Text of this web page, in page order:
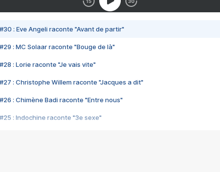
#30 : Eve Angeli raconte "Avant de partir"
#29 : MC Solaar raconte "Bouge de là"
#28 : Lorie raconte "Je vais vite"
#27 : Christophe Willem raconte "Jacques a dit"
#26 : Chimène Badi raconte "Entre nous"
#25 : Indochine raconte "3e sexe"